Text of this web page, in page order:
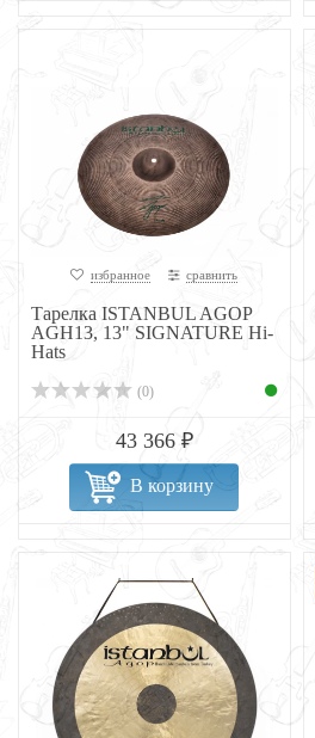
избранное сравнить
Тарелка ISTANBUL AGOP
AGH13, 13" SIGNATURE Hi-
Hats
(0)
43 366 ₽
В корзину